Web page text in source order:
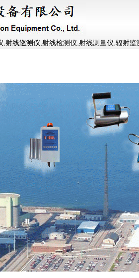
线巡测仪,射线检测仪,射线测量仪,辐射监